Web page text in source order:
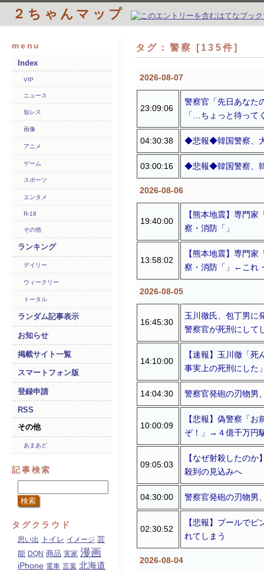
２ちゃんマップ
menu
Index
VIP
ニュース
短レス
画像
アニメ
ゲーム
スポーツ
エンタメ
R-18
その他
ランキング
デイリー
ウィークリー
トータル
ランダム記事表示
お知らせ
掲載サイト一覧
スマートフォン版
登録申請
RSS
その他
あまあど
記事検索
タグクラウド
思い出 トイレ イメージ 芸
能 DQN 商品 実家 漫画
iPhone 電車 言葉 北海道
タグ：警察 [135件]
2026-08-07
23:09:06
警察官「先日あなた
「…ちょっと待っ
04:30:38 ◆悲報◆韓国警察、
03:00:16 ◆悲報◆韓国警察、
2026-08-06
19:40:00
【熊本地震】専門
察・消防「」
13:58:02
【熊本地震】専門
察・消防「」←これ
2026-08-05
16:45:30
玉川徹氏、包丁男に
警察官が死刑にして
14:10:00
【速報】玉川徹「
事実上の死刑にした
14:04:30 警察官発砲の刃物男
10:00:09
【悲報】偽警察「
ぞ！」→４億千万円
09:05:03
【なぜ射殺したの
殺到の見込みへ
04:30:00 警察官発砲の刃物男
02:30:52
【悲報】プールで
れてしまう
2026-08-04